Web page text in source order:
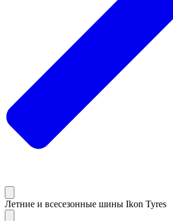
Летние и всесезонные шины Ikon Tyres